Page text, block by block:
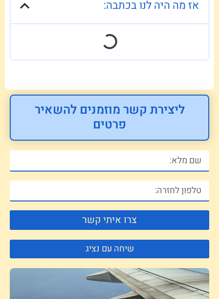
אז מה היה לנו בכתבה:
ליצירת קשר מוזמנים להשאיר
פרטים
צרו איתי קשר
שיחה עם נציג